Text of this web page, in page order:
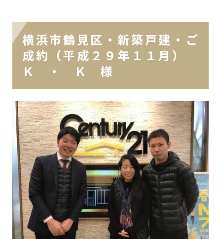
横浜市鶴見区・新築戸建・ご
成約（平成２９年１１月）
Ｋ ・ Ｋ 様